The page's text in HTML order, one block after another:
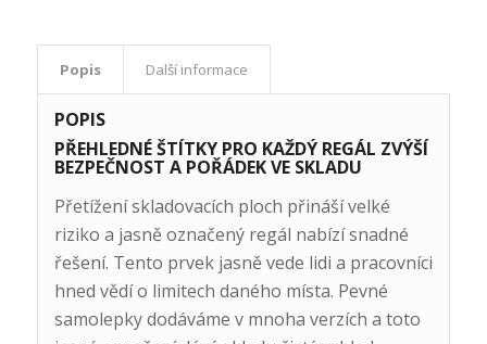
Popis Další informace
POPIS
PŘEHLEDNÉ ŠTÍTKY PRO KAŽDÝ REGÁL ZVÝŠÍ
BEZPEČNOST A POŘÁDEK VE SKLADU
Přetížení skladovacích ploch přináší velké
riziko a jasně označený regál nabízí snadné
řešení. Tento prvek jasně vede lidi a pracovníci
hned vědí o limitech daného místa. Pevné
samolepky dodáváme v mnoha verzích a toto